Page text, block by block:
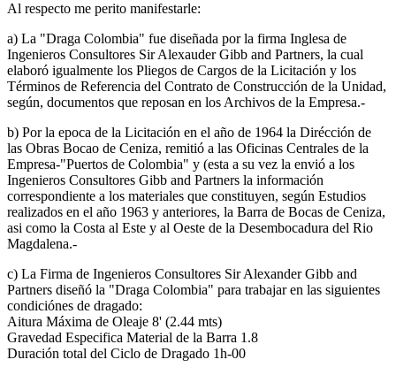
Al respecto me perito manifestarle:
a) La "Draga Colombia" fue diseñada por la firma Inglesa de
Ingenieros Consultores Sir Alexauder Gibb and Partners, la cual
elaboró igualmente los Pliegos de Cargos de la Licitación y los
Términos de Referencia del Contrato de Construcción de la Unidad,
según, documentos que reposan en los Archivos de la Empresa.-
b) Por la epoca de la Licitación en el año de 1964 la Dirécción de
las Obras Bocao de Ceniza, remitió a las Oficinas Centrales de la
Empresa-"Puertos de Colombia" y (esta a su vez la envió a los
Ingenieros Consultores Gibb and Partners la información
correspondiente a los materiales que constituyen, según Estudios
realizados en el año 1963 y anteriores, la Barra de Bocas de Ceniza,
asi como la Costa al Este y al Oeste de la Desembocadura del Rio
Magdalena.-
c) La Firma de Ingenieros Consultores Sir Alexander Gibb and
Partners diseñó la "Draga Colombia" para trabajar en las siguientes
condiciónes de dragado:
Aitura Máxima de Oleaje 8' (2.44 mts)
Gravedad Especifica Material de la Barra 1.8
Duración total del Ciclo de Dragado 1h-00